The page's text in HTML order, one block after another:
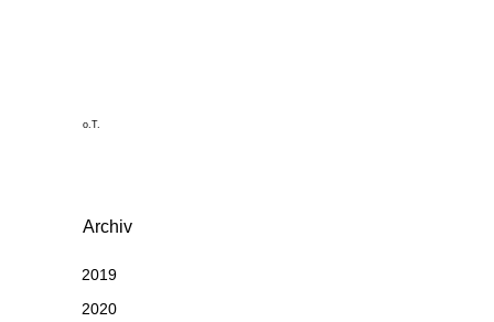
o.T.
Archiv
2019
2020